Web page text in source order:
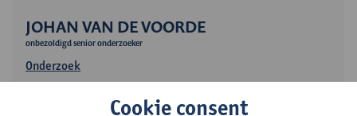
JOHAN VAN DE VOORDE
onbezoldigd senior onderzoeker
Onderzoek
Cookie consent